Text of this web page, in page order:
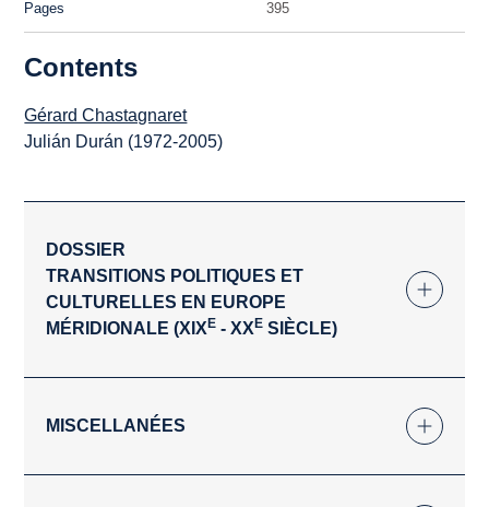
Pages 395
Contents
Gérard Chastagnaret
Julián Durán (1972-2005)
DOSSIER
TRANSITIONS POLITIQUES ET
CULTURELLES EN EUROPE
MÉRIDIONALE (XIXE - XXE SIÈCLE)
MISCELLANÉES